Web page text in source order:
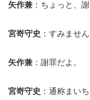
矢作兼 ：ちょっと、
宮嵜守史 ：すみませ
矢作兼 ：謝罪だよ。
宮嵜守史 ：通称まい